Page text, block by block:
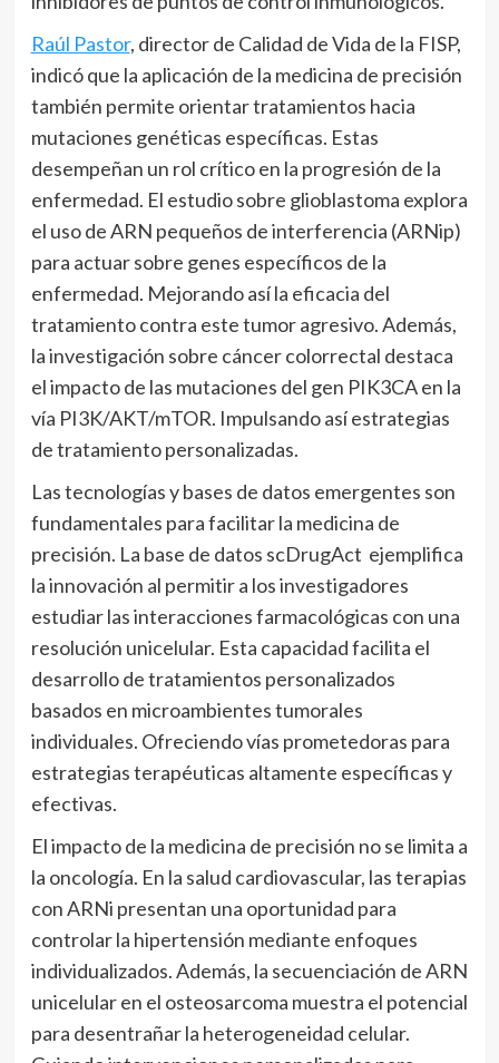
Raúl Pastor, director de Calidad de Vida de la FISP,
indicó que la aplicación de la medicina de precisión
también permite orientar tratamientos hacia
mutaciones genéticas específicas. Estas
desempeñan un rol crítico en la progresión de la
enfermedad. El estudio sobre glioblastoma explora
el uso de ARN pequeños de interferencia (ARNip)
para actuar sobre genes específicos de la
enfermedad. Mejorando así la eficacia del
tratamiento contra este tumor agresivo. Además,
la investigación sobre cáncer colorrectal destaca
el impacto de las mutaciones del gen PIK3CA en la
vía PI3K/AKT/mTOR. Impulsando así estrategias
de tratamiento personalizadas.
Las tecnologías y bases de datos emergentes son
fundamentales para facilitar la medicina de
precisión. La base de datos scDrugAct ejemplifica
la innovación al permitir a los investigadores
estudiar las interacciones farmacológicas con una
resolución unicelular. Esta capacidad facilita el
desarrollo de tratamientos personalizados
basados en microambientes tumorales
individuales. Ofreciendo vías prometedoras para
estrategias terapéuticas altamente específicas y
efectivas.
El impacto de la medicina de precisión no se limita a
la oncología. En la salud cardiovascular, las terapias
con ARNi presentan una oportunidad para
controlar la hipertensión mediante enfoques
individualizados. Además, la secuenciación de ARN
unicelular en el osteosarcoma muestra el potencial
para desentrañar la heterogeneidad celular.